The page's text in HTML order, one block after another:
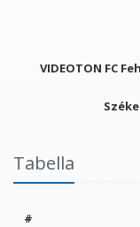
VIDEOTON FC
Tabella
#